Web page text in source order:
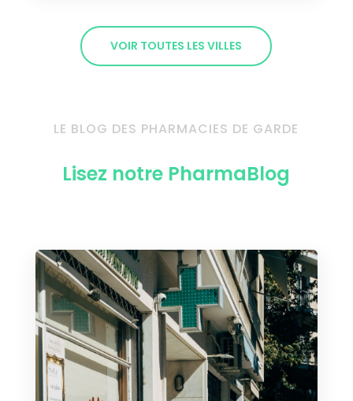
VOIR TOUTES LES VILLES
LE BLOG DES PHARMACIES DE GARDE
Lisez notre PharmaBlog